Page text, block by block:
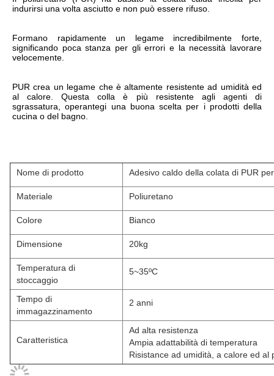
indurirsi una volta asciutto e non può essere rifuso.
Formano rapidamente un legame incredibilmente forte,
significando poca stanza per gli errori e la necessità lavorare
velocemente.
PUR crea un legame che è altamente resistente ad umidità ed
al calore. Questa colla è più resistente agli agenti di
sgrassatura, operantegi una buona scelta per i prodotti della
cucina o del bagno.
Nome di prodotto Adesivo caldo della colata di PUR
Materiale Poliuretano
Colore Bianco
Dimensione 20kg
Temperatura di
stoccaggio
5~35ºC
Tempo di
immagazzinamento
2 anni
Caratteristica
Ad alta resistenza
Ampia adattabilità di temperatura
Risistance ad umidità, a calore ed al